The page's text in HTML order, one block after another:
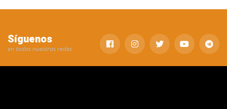
Síguenos
en todas nuestras redes